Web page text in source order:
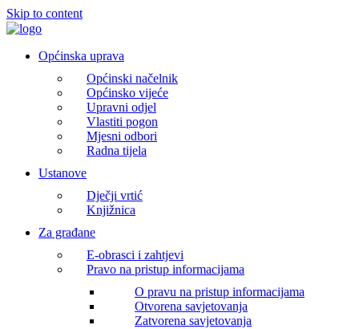
Skip to content
Općinska uprava
Općinski načelnik
Općinsko vijeće
Upravni odjel
Vlastiti pogon
Mjesni odbori
Radna tijela
Ustanove
Dječji vrtić
Knjižnica
Za građane
E-obrasci i zahtjevi
Pravo na pristup informacijama
O pravu na pristup informacijama
Otvorena savjetovanja
Zatvorena savjetovanja